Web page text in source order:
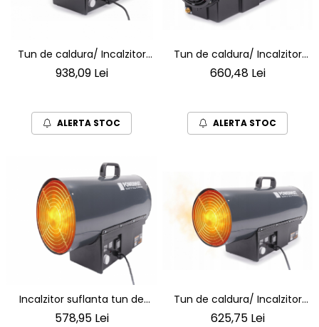
Tun de caldura/ Incalzitor
45 kW pe gaz LCD cu
938,09 Lei
ALERTA STOC
Tun de caldura/ Incalzitor
65kW pe gaz
660,48 Lei
ALERTA STOC
Incalzitor suflanta tun de
caldura 15KW Debit aer 380
578,95 Lei
Tun de caldura/ Incalzitor
25kW de aer pe gaz+
625,75 Lei